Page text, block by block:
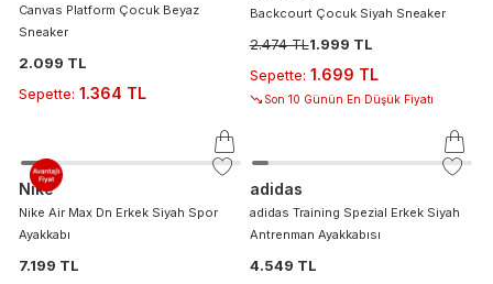
Canvas Platform Çocuk Beyaz
Sneaker
2.099 TL
Sepette: 1.364 TL
Backcourt Çocuk Siyah Sneaker
2.474 TL1.999 TL
Sepette: 1.699 TL
Son 10 Günün En Düşük Fiyatı
Nike
Nike Air Max Dn Erkek Siyah Spor
Ayakkabı
7.199 TL
adidas
adidas Training Spezial Erkek Siyah
Antrenman Ayakkabısı
4.549 TL